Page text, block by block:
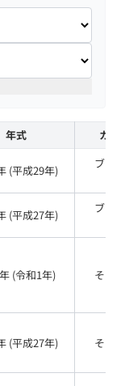
年式 カラ
(平成29年)
ブラ
(平成27年)
ブラ
(令和1年) その他
(平成27年) その他